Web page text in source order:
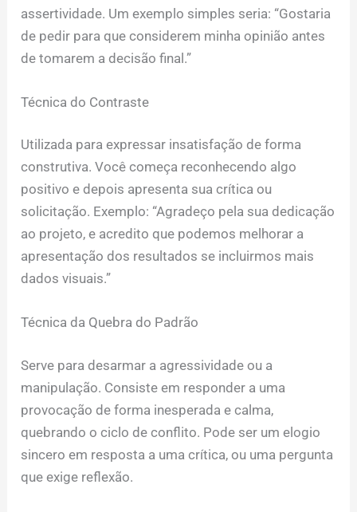
assertividade. Um exemplo simples seria: “Gostaria
de pedir para que considerem minha opinião antes
de tomarem a decisão final.”
Técnica do Contraste
Utilizada para expressar insatisfação de forma
construtiva. Você começa reconhecendo algo
positivo e depois apresenta sua crítica ou
solicitação. Exemplo: “Agradeço pela sua dedicação
ao projeto, e acredito que podemos melhorar a
apresentação dos resultados se incluirmos mais
dados visuais.”
Técnica da Quebra do Padrão
Serve para desarmar a agressividade ou a
manipulação. Consiste em responder a uma
provocação de forma inesperada e calma,
quebrando o ciclo de conflito. Pode ser um elogio
sincero em resposta a uma crítica, ou uma pergunta
que exige reflexão.